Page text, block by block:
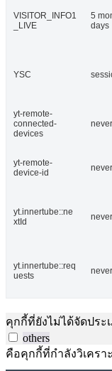
VISITOR_INFO1
_LIVE
5
days
YSC
yt-remote-
connected-
devices
never
yt-remote-
device-id
never
yt.innertube::ne
xtId
never
yt.innertube::req
uests
never
คุกกี้ที่ยังไม่ได้จัดประ
others
คือคุกกี้ที่กำลังวิเครา